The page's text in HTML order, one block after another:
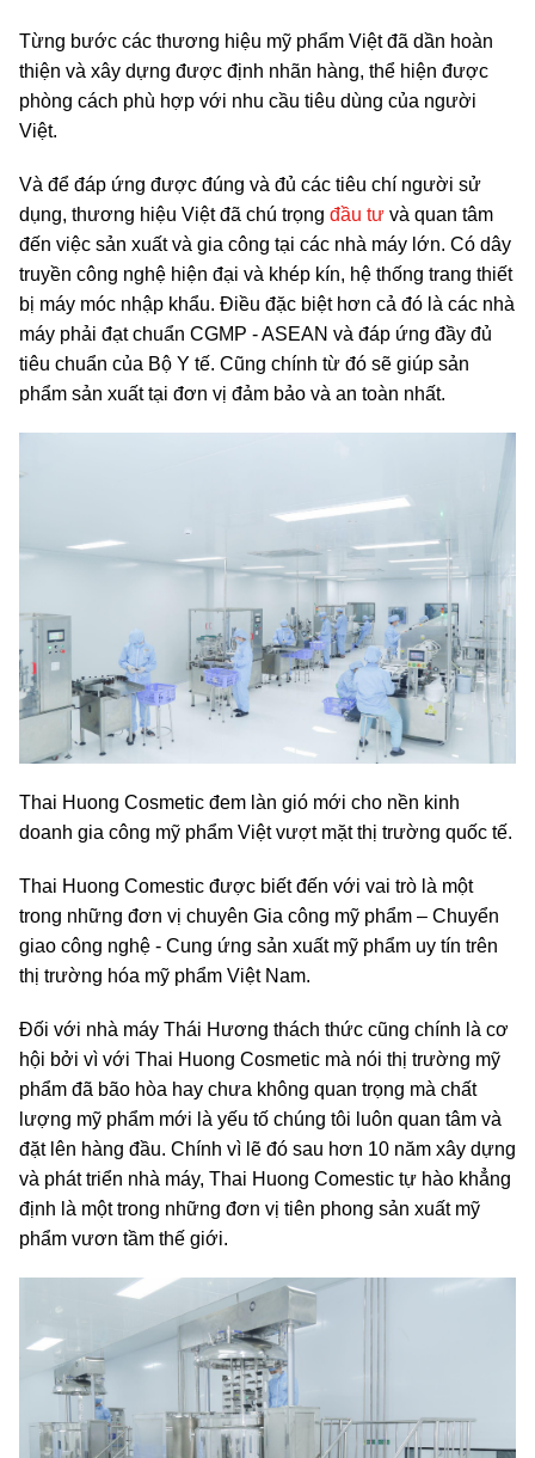
Từng bước các thương hiệu mỹ phẩm Việt đã dần hoàn
thiện và xây dựng được định nhãn hàng, thể hiện được
phòng cách phù hợp với nhu cầu tiêu dùng của người
Việt.
Và để đáp ứng được đúng và đủ các tiêu chí người sử
dụng, thương hiệu Việt đã chú trọng đầu tư và quan tâm
đến việc sản xuất và gia công tại các nhà máy lớn. Có dây
truyền công nghệ hiện đại và khép kín, hệ thống trang thiết
bị máy móc nhập khẩu. Điều đặc biệt hơn cả đó là các nhà
máy phải đạt chuẩn CGMP - ASEAN và đáp ứng đầy đủ
tiêu chuẩn của Bộ Y tế. Cũng chính từ đó sẽ giúp sản
phẩm sản xuất tại đơn vị đảm bảo và an toàn nhất.
Thai Huong Cosmetic đem làn gió mới cho nền kinh
doanh gia công mỹ phẩm Việt vượt mặt thị trường quốc tế.
Thai Huong Comestic được biết đến với vai trò là một
trong những đơn vị chuyên Gia công mỹ phẩm – Chuyển
giao công nghệ - Cung ứng sản xuất mỹ phẩm uy tín trên
thị trường hóa mỹ phẩm Việt Nam.
Đối với nhà máy Thái Hương thách thức cũng chính là cơ
hội bởi vì với Thai Huong Cosmetic mà nói thị trường mỹ
phẩm đã bão hòa hay chưa không quan trọng mà chất
lượng mỹ phẩm mới là yếu tố chúng tôi luôn quan tâm và
đặt lên hàng đầu. Chính vì lẽ đó sau hơn 10 năm xây dựng
và phát triển nhà máy, Thai Huong Comestic tự hào khẳng
định là một trong những đơn vị tiên phong sản xuất mỹ
phẩm vươn tầm thế giới.